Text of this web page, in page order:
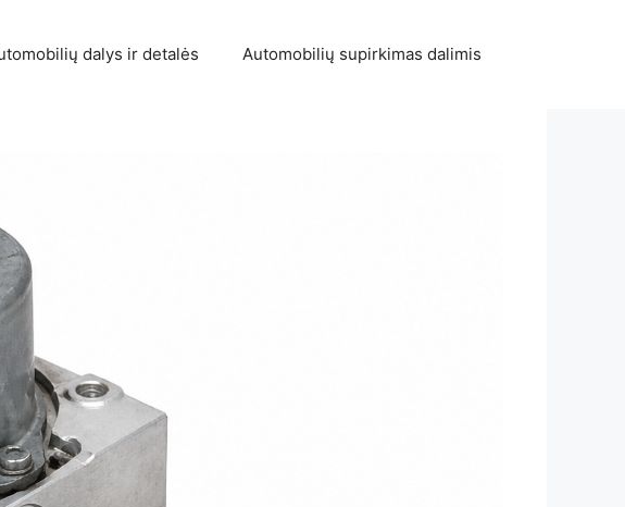
dalys ir detalės Automobilių supirkimas dalimis